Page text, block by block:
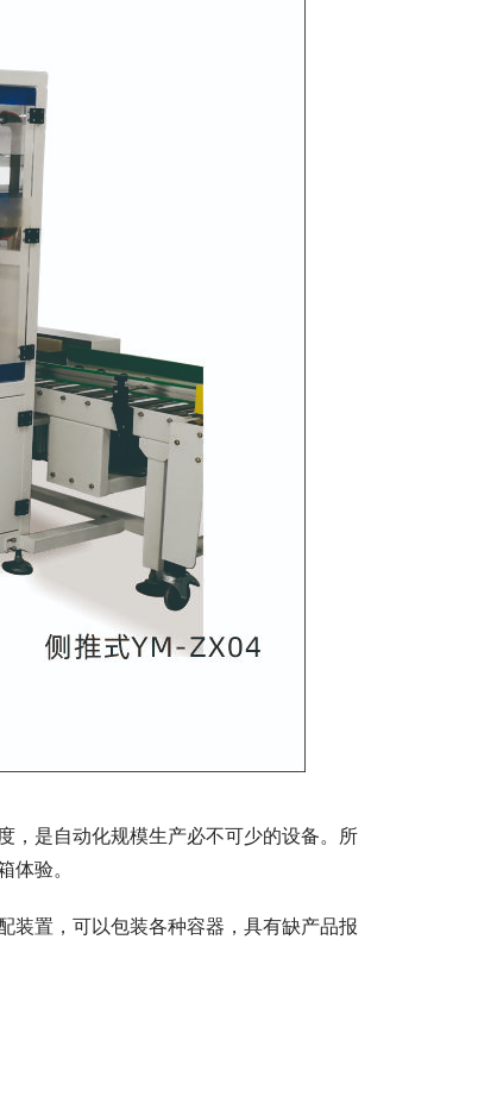
，是自动化规模生产必不可少的设备。所
验。
装置，可以包装各种容器，具有缺产品报